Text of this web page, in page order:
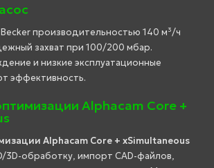
Becker производительностью 140 м³/ч
захват при 100/200 мбар.
и низкие эксплуатационные
эффективность.
Alphacam Core +
Alphacam Core + xSimultaneous
обработку, импорт CAD-файлов,